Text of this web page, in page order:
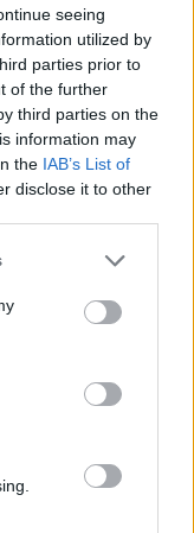
seeing
utilized by
parties prior to
of the further
third parties on the
information may
the IAB’s List of
disclose it to other